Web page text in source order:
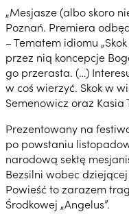
„Mesjasze (albo skoro
Poznań. Premiera
– Tematem idiomu
przez nią koncepcje
go przerasta. (…)
w coś wierzyć. Skok w
Semenowicz oraz
Prezentowany na
po powstaniu
narodową sektę
Bezsilni wobec
Powieść to zarazem
Środkowej „Angelus”.